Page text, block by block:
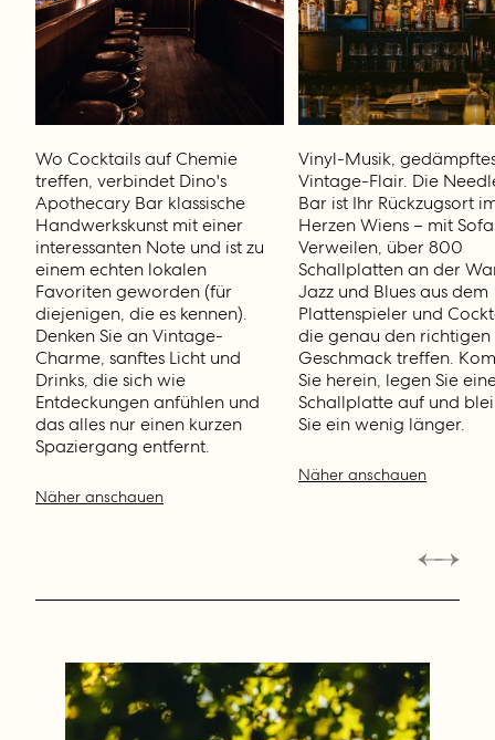
Wo Cocktails auf Chemie
treffen, verbindet Dino's
Apothecary Bar klassische
Handwerkskunst mit einer
interessanten Note und ist zu
einem echten lokalen
Favoriten geworden (für
diejenigen, die es kennen).
Denken Sie an Vintage-
Charme, sanftes Licht und
Drinks, die sich wie
Entdeckungen anfühlen und
das alles nur einen kurzen
Spaziergang entfernt.
Näher anschauen
Vinyl-Musik,
Vintage-Flair. Die
Bar ist Ihr Rückzugsort
Herzen Wiens – mit
Verweilen, über 800
Schallplatten an der
Jazz und Blues aus dem
Plattenspieler und
die genau den richtigen
Geschmack treffen.
Sie herein, legen Sie
Schallplatte auf und
Sie ein wenig länger.
Näher anschauen